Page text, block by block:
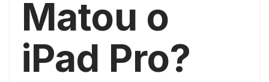
Matou o
iPad Pro?